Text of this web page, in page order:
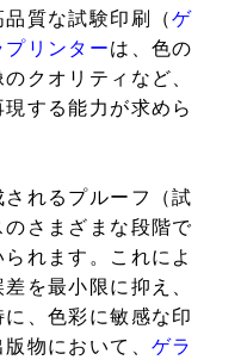
質な試験印刷（ゲ
プリンターは、色の
クオリティなど、
する能力が求めら
されるプルーフ（試
さまざまな段階で
れます。これによ
を最小限に抑え、
、色彩に敏感な印
物において、 ゲラ